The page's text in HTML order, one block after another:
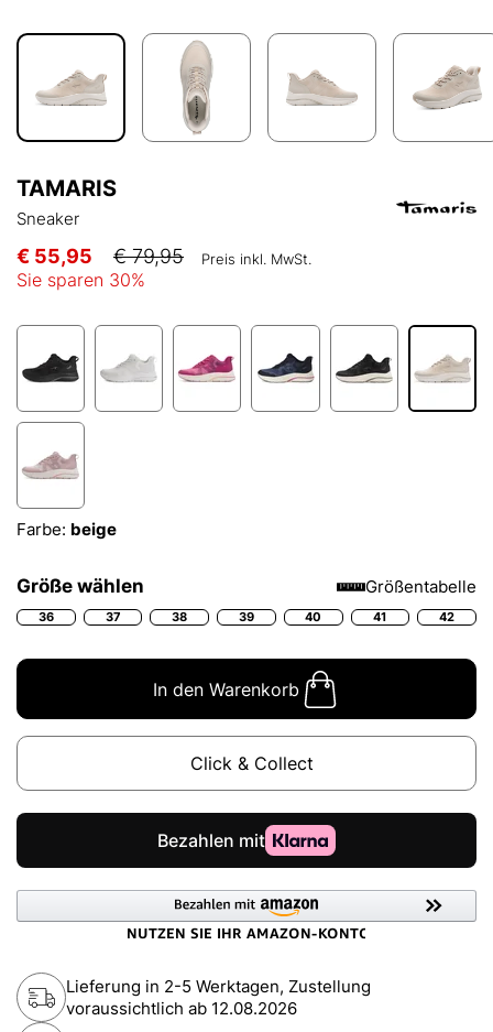
TAMARIS
Sneaker
€ 55,95 € 79,95 Preis inkl. MwSt.
Sie sparen 30%
Farbe: beige
Größe wählen Größentabelle
36 37 38 39 40 41 42
In den Warenkorb
Click & Collect
Lieferung in 2-5 Werktagen, Zustellung
voraussichtlich ab 12.08.2026